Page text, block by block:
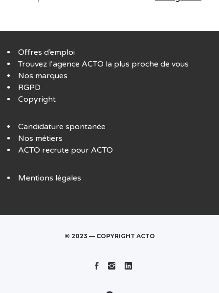
Offres d’emploi
Trouvez l’agence ACTO la plus proche de vous
Nos marques
RGPD
Copyright
Candidature spontanée
Nos métiers
ACTO recrute pour ACTO
Mentions légales
© 2023 — COPYRIGHT ACTO
Facebook
Instagram
Linked